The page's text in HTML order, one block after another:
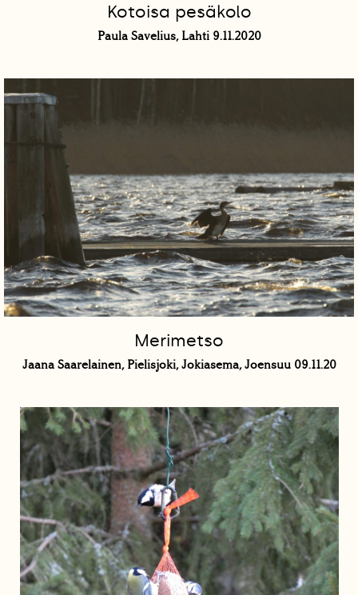
Kotoisa pesäkolo
Paula Savelius, Lahti 9.11.2020
Merimetso
Jaana Saarelainen, Pielisjoki, Jokiasema, Joensuu 09.11.20